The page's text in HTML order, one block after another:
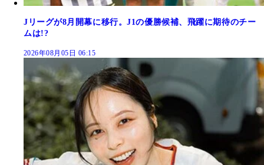
Jリーグが8月開幕に移行。J1の優勝候補、飛躍に期待のチー
ムは!?
2026年08月05日 06:15